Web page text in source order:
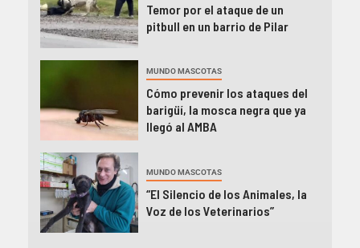
Temor por el ataque de un
pitbull en un barrio de Pilar
MUNDO MASCOTAS
Cómo prevenir los ataques del
barigüí, la mosca negra que ya
llegó al AMBA
MUNDO MASCOTAS
“El Silencio de los Animales, la
Voz de los Veterinarios”